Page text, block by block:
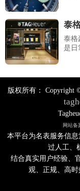
泰
泰格
是日
版权所有： Copyright
网站备
本平台为名表服务信
过人工、
结合真实用户经验、
观、正规、高